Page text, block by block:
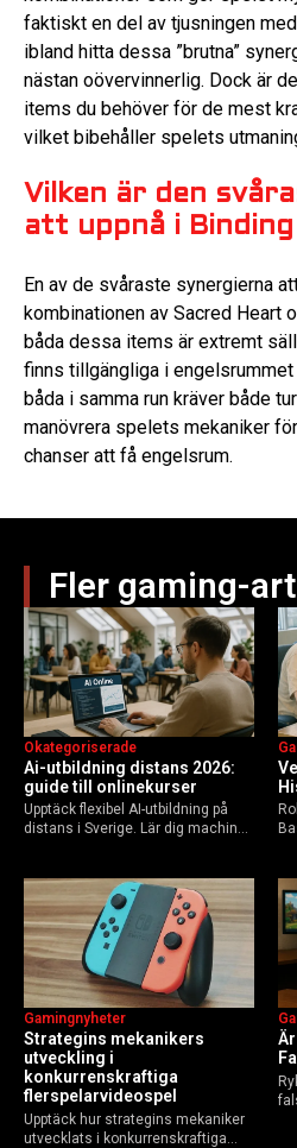
faktiskt en del av tjusningen
ibland hitta dessa ”brutna”
nästan oövervinnerlig. Dock är
items du behöver för de mest
vilket bibehåller spelets
Vilken är den
att uppnå i
En av de svåraste synergierna
kombinationen av Sacred Heart
båda dessa items är extremt
finns tillgängliga i
båda i samma run kräver både
manövrera spelets mekaniker
chanser att få engelsrum.
Fler gaming-
Ai-utbildning distans 2026:
guide till onlinekurser
Okategoriserade
Upptäck flexibel AI-utbildning på
distans i Sverige. Lär dig machine
Guide för nybörjare och
yrkesverksamma som vill bygga…
Strategins mekanikers
utveckling i
konkurrenskraftiga
flerspelarvideospel
Gamingnyheter
Upptäck hur strategins mekaniker
utvecklats i konkurrenskraftiga